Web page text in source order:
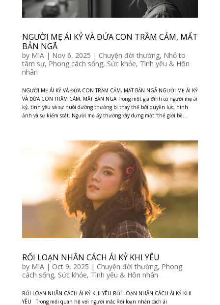
NGƯỜI MẸ ÁI KỶ VÀ ĐỨA CON TRẦM CẢM, MẤT
BẢN NGÃ
by MIA| Nov 6, 2025 | Chuyện đời thường, Nhỏ to
tâm sự, Phong cách sống, Sức khỏe, Tình yêu & Hôn
nhân
NGƯỜI MẸ ÁI KỶ VÀ ĐỨA CON TRẦM CẢM, MẤT BẢN NGÃ NGƯỜI MẸ ÁI KỶ
VÀ ĐỨA CON TRẦM CẢM, MẤT BẢN NGÃ Trong một gia đình có người mẹ ái
kỷ, tình yêu và sự nuôi dưỡng thường bị thay thế bởi quyền lực, hình
ảnh và sự kiểm soát. Người mẹ ấy thường xây dựng một “thế giới bề...
RỐI LOẠN NHÂN CÁCH ÁI KỶ KHI YÊU
by MIA| Oct 9, 2025 | Chuyện đời thường, Phong
cách sống, Sức khỏe, Tình yêu & Hôn nhân
RỐI LOẠN NHÂN CÁCH ÁI KỶ KHI YÊU RỐI LOẠN NHÂN CÁCH ÁI KỶ KHI
YÊU Trong mối quan hệ với người mắc Rối loạn nhân cách ái